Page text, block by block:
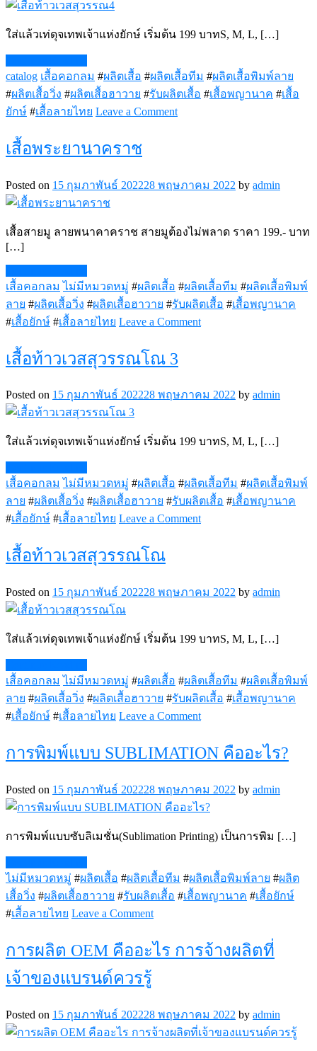
ใส่แล้วเท่ดุจเทพเจ้าแห่งยักษ์ เริ่มต้น 199 บาทS, M, L, […]
catalog เสื้อคอกลม #ผลิตเสื้อ #ผลิตเสื้อทีม #ผลิตเสื้อพิมพ์ลาย
#ผลิตเสื้อวิ่ง #ผลิตเสื้อฮาวาย #รับผลิตเสื้อ #เสื้อพญานาค #เสื้อ
ยักษ์ #เสื้อลายไทย Leave a Commenton
เสื้อพระยานาคราช
Posted on 15 กุมภาพันธ์ 202228 พฤษภาคม 2022 by admin
เสื้อสายมู ลายพนาคาคราช สายมูต้องไม่พลาด ราคา 199.- บาท
[…]
เสื้อคอกลม ไม่มีหมวดหมู่ #ผลิตเสื้อ #ผลิตเสื้อทีม #ผลิตเสื้อพิมพ์
ลาย #ผลิตเสื้อวิ่ง #ผลิตเสื้อฮาวาย #รับผลิตเสื้อ #เสื้อพญานาค
#เสื้อยักษ์ #เสื้อลายไทย Leave a Commenton
เสื้อท้าวเวสสุวรรณโณ 3
Posted on 15 กุมภาพันธ์ 202228 พฤษภาคม 2022 by admin
ใส่แล้วเท่ดุจเทพเจ้าแห่งยักษ์ เริ่มต้น 199 บาทS, M, L, […]
เสื้อคอกลม ไม่มีหมวดหมู่ #ผลิตเสื้อ #ผลิตเสื้อทีม #ผลิตเสื้อพิมพ์
ลาย #ผลิตเสื้อวิ่ง #ผลิตเสื้อฮาวาย #รับผลิตเสื้อ #เสื้อพญานาค
#เสื้อยักษ์ #เสื้อลายไทย Leave a Commenton
3
เสื้อท้าวเวสสุวรรณโณ
Posted on 15 กุมภาพันธ์ 202228 พฤษภาคม 2022 by admin
ใส่แล้วเท่ดุจเทพเจ้าแห่งยักษ์ เริ่มต้น 199 บาทS, M, L, […]
เสื้อคอกลม ไม่มีหมวดหมู่ #ผลิตเสื้อ #ผลิตเสื้อทีม #ผลิตเสื้อพิมพ์
ลาย #ผลิตเสื้อวิ่ง #ผลิตเสื้อฮาวาย #รับผลิตเสื้อ #เสื้อพญานาค
#เสื้อยักษ์ #เสื้อลายไทย Leave a Commenton
ท้าว
เวส
วรรณ
โณ
การพิมพ์แบบ SUBLIMATION คืออะไร?
Posted on 15 กุมภาพันธ์ 202228 พฤษภาคม 2022 by admin
การพิมพ์แบบซับลิเมชั่น(Sublimation Printing) เป็นการพิม […]
ไม่มีหมวดหมู่ #ผลิตเสื้อ #ผลิตเสื้อทีม #ผลิตเสื้อพิมพ์ลาย #ผลิต
เสื้อวิ่ง #ผลิตเสื้อฮาวาย #รับผลิตเสื้อ #เสื้อพญานาค #เสื้อยักษ์
#เสื้อลายไทย Leave a Commenton
พิมพ์
แบบ
อะไร?
การผลิต OEM คืออะไร การจ้างผลิตที่
เจ้าของแบรนด์ควรรู้
Posted on 15 กุมภาพันธ์ 202228 พฤษภาคม 2022 by admin